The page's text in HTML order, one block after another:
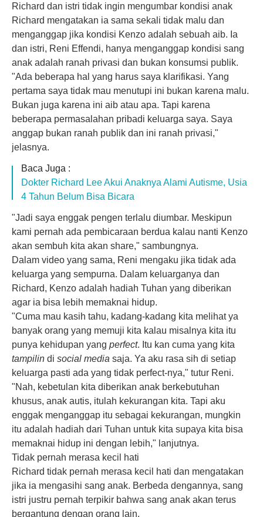
Richard dan istri tidak ingin mengumbar kondisi anak
Richard mengatakan ia sama sekali tidak malu dan
menganggap jika kondisi Kenzo adalah sebuah aib. Ia
dan istri, Reni Effendi, hanya menganggap kondisi sang
anak adalah ranah privasi dan bukan konsumsi publik.
"Ada beberapa hal yang harus saya klarifikasi. Yang
pertama saya tidak mau menutupi ini bukan karena malu.
Bukan juga karena ini aib atau apa. Tapi karena
beberapa permasalahan pribadi keluarga saya. Saya
anggap bukan ranah publik dan ini ranah privasi,"
jelasnya.
Baca Juga :
Dokter Richard Lee Akui Anaknya Alami Autisme, Usia
4 Tahun Belum Bisa Bicara
"Jadi saya enggak pengen terlalu diumbar. Meskipun
kami pernah ada pembicaraan berdua kalau nanti Kenzo
akan sembuh kita akan share," sambungnya.
Dalam video yang sama, Reni mengaku jika tidak ada
keluarga yang sempurna. Dalam keluarganya dan
Richard, Kenzo adalah hadiah Tuhan yang diberikan
agar ia bisa lebih memaknai hidup.
"Cuma mau kasih tahu, kadang-kadang kita melihat ya
banyak orang yang memuji kita kalau misalnya kita itu
punya kehidupan yang perfect. Itu kan cuma yang kita
tampilin di social media saja. Ya aku rasa sih di setiap
keluarga pasti ada yang tidak perfect-nya," tutur Reni.
"Nah, kebetulan kita diberikan anak berkebutuhan
khusus, anak autis, itulah kekurangan kita. Tapi aku
enggak menganggap itu sebagai kekurangan, mungkin
itu adalah hadiah dari Tuhan untuk kita supaya kita bisa
memaknai hidup ini dengan lebih," lanjutnya.
Tidak pernah merasa kecil hati
Richard tidak pernah merasa kecil hati dan mengatakan
jika ia mengasihi sang anak. Berbeda dengannya, sang
istri justru pernah terpikir bahwa sang anak akan terus
bergantung dengan orang lain.